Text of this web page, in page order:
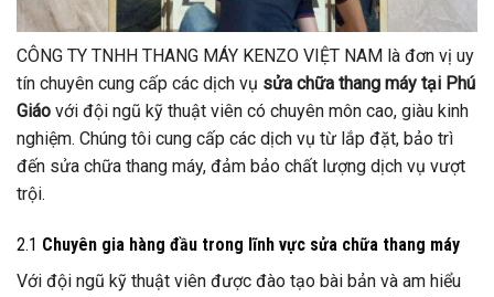
CÔNG TY TNHH THANG MÁY KENZO VIỆT NAM là đơn vị uy
tín chuyên cung cấp các dịch vụ sửa chữa thang máy tại Phú
Giáo với đội ngũ kỹ thuật viên có chuyên môn cao, giàu kinh
nghiệm. Chúng tôi cung cấp các dịch vụ từ lắp đặt, bảo trì
đến sửa chữa thang máy, đảm bảo chất lượng dịch vụ vượt
trội.
2.1 Chuyên gia hàng đầu trong lĩnh vực sửa chữa thang máy
Với đội ngũ kỹ thuật viên được đào tạo bài bản và am hiểu